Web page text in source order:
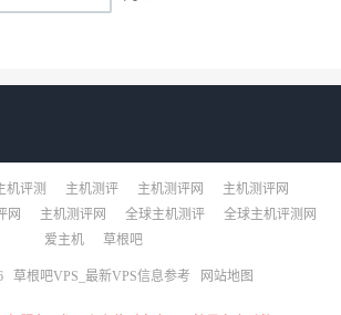
机评测 主机测评 主机测评网
主机测评网
网 主机测评网 全球主机测评
全球主机评测网
爱主机
草根吧
草根吧VPS_最新VPS信息参考 网站地图